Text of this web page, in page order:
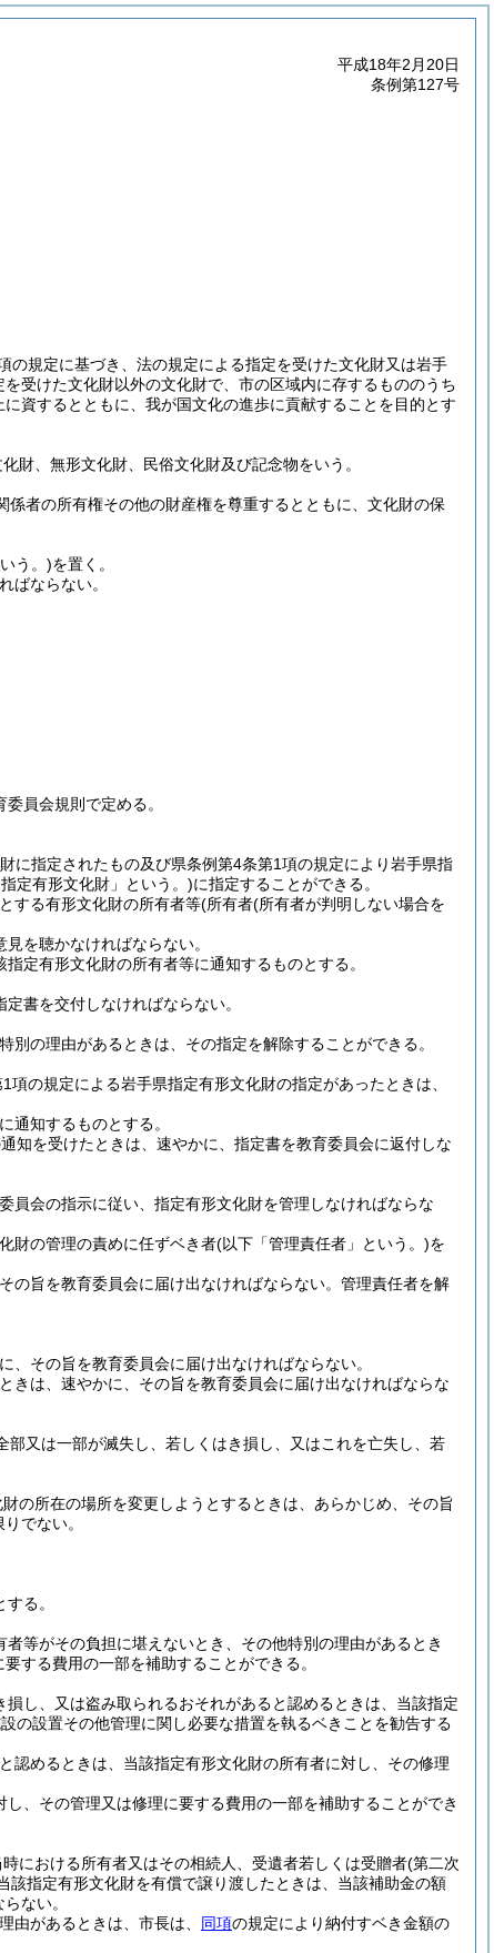
平成18年2月20日
条例第127号
の規定に基づき、法の規定による指定を受けた文化財又は岩手
受けた文化財以外の文化財で、市の区域内に存するもののうち
資するとともに、我が国文化の進歩に貢献することを目的とす
財、無形文化財、民俗文化財及び記念物をいう。
係者の所有権その他の財産権を尊重するとともに、文化財の保
う。)を置く。
ばならない。
員会規則で定める。
に指定されたもの及び県条例第4条第1項の規定により岩手県指
定有形文化財」という。)に指定することができる。
する有形文化財の所有者等(所有者(所有者が判明しない場合を
を聴かなければならない。
定有形文化財の所有者等に通知するものとする。
書を交付しなければならない。
の理由があるときは、その指定を解除することができる。
の規定による岩手県指定有形文化財の指定があったときは、
通知するものとする。
知を受けたときは、速やかに、指定書を教育委員会に返付しな
員会の指示に従い、指定有形文化財を管理しなければならな
財の管理の責めに任ずベき者(以下「管理責任者」という。)を
旨を教育委員会に届け出なければならない。 管理責任者を解
その旨を教育委員会に届け出なければならない。
きは、速やかに、その旨を教育委員会に届け出なければならな
部又は一部が滅失し、若しくはき損し、又はこれを亡失し、若
の所在の場所を変更しようとするときは、あらかじめ、その旨
でない。
る。
等がその負担に堪えないとき、その他特別の理由があるとき
する費用の一部を補助することができる。
し、又は盗み取られるおそれがあると認めるときは、当該指定
の設置その他管理に関し必要な措置を執るベきことを勧告する
認めるときは、当該指定有形文化財の所有者に対し、その修理
、その管理又は修理に要する費用の一部を補助することができ
における所有者又はその相続人、受遺者若しくは受贈者(第二次
該指定有形文化財を有償で譲り渡したときは、当該補助金の額
ない。
由があるときは、市長は、 同項の規定により納付すベき金額の